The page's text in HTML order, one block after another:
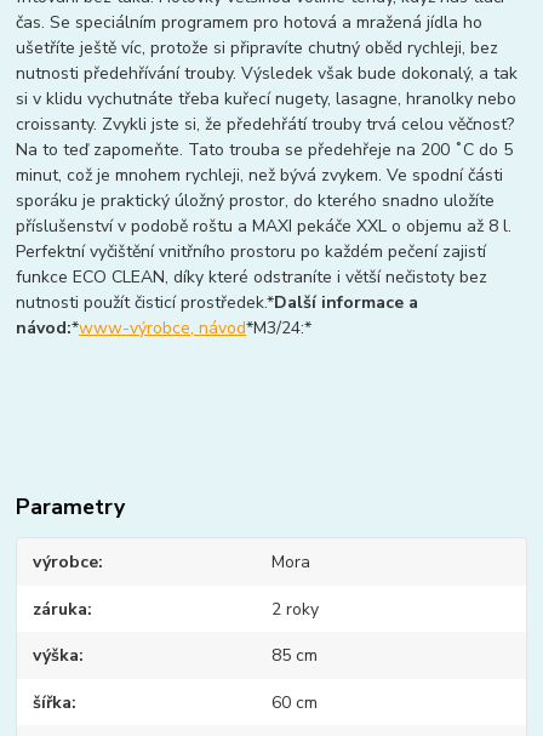
čas. Se speciálním programem pro hotová a mražená jídla ho
ušetříte ještě víc, protože si připravíte chutný oběd rychleji, bez
nutnosti předehřívání trouby. Výsledek však bude dokonalý, a tak
si v klidu vychutnáte třeba kuřecí nugety, lasagne, hranolky nebo
croissanty. Zvykli jste si, že předehřátí trouby trvá celou věčnost?
Na to teď zapomeňte. Tato trouba se předehřeje na 200 ˚C do 5
minut, což je mnohem rychleji, než bývá zvykem. Ve spodní části
sporáku je praktický úložný prostor, do kterého snadno uložíte
příslušenství v podobě roštu a MAXI pekáče XXL o objemu až 8 l.
Perfektní vyčištění vnitřního prostoru po každém pečení zajistí
funkce ECO CLEAN, díky které odstraníte i větší nečistoty bez
nutnosti použít čisticí prostředek.*Další informace a
návod:*www-výrobce, návod*M3/24:*
Parametry
výrobce Mora
záruka 2 roky
výška 85 cm
šířka 60 cm